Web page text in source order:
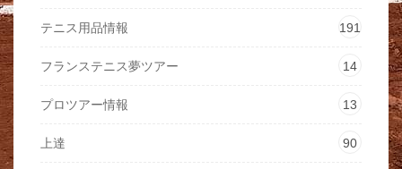
テニス用品情報 191
フランステニス夢ツアー 14
プロツアー情報 13
上達 90